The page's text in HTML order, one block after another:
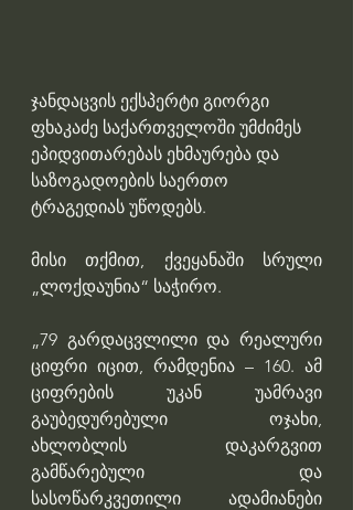
ჯანდაცვის ექსპერტი გიორგი
ფხაკაძე საქართველოში უმძიმეს
ეპიდვითარებას ეხმაურება და
საზოგადოების საერთო
ტრაგედიას უწოდებს.
მისი თქმით, ქვეყანაში სრული
„ლოქდაუნია“ საჭირო.
„79 გარდაცვლილი და რეალური
ციფრი იცით, რამდენია – 160. ამ
ციფრების უკან უამრავი
გაუბედურებული ოჯახი,
ახლობლის დაკარგვით
გამწარებული და
სასოწარკვეთილი ადამიანები